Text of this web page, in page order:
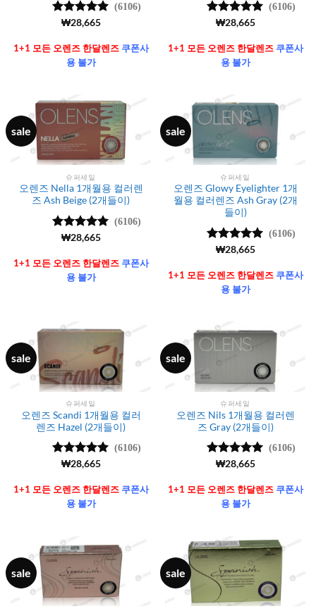
5 중에서
가됨
(6106)
₩28,665
1+1 모든 오렌즈 한달렌즈쿠폰사
용 불가
5 중에서
가됨
(6106)
₩28,665
1+1 모든 오렌즈 한달렌즈쿠폰사
용 불가
sale
슈퍼세일
오렌즈 Nella 1개월용 컬러렌
즈 Ash Beige (2개들이)
5 중에서
가됨
(6106)
₩28,665
1+1 모든 오렌즈 한달렌즈쿠폰사
용 불가
sale
슈퍼세일
오렌즈 Glowy Eyelighter 1개
월용 컬러렌즈 Ash Gray (2개
들이)
5 중에서
가됨
(6106)
₩28,665
1+1 모든 오렌즈 한달렌즈쿠폰사
용 불가
sale
슈퍼세일
오렌즈 Scandi 1개월용 컬러
렌즈 Hazel (2개들이)
5 중에서
가됨
(6106)
₩28,665
1+1 모든 오렌즈 한달렌즈쿠폰사
용 불가
sale
슈퍼세일
오렌즈 Nils 1개월용 컬러렌
즈 Gray (2개들이)
5 중에서
가됨
(6106)
₩28,665
1+1 모든 오렌즈 한달렌즈쿠폰사
용 불가
sale sale